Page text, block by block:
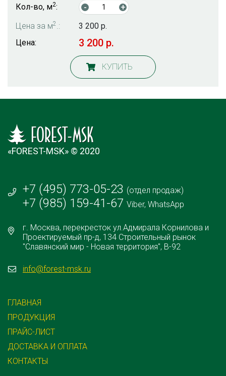
Кол-во, м2: -
+
Цена за м2.:
3 200 р.
Цена:
3 200 р.
КУПИТЬ
«FOREST-MSK» © 2020
+7 (495) 773-05-23 (отдел продаж)
+7 (985) 159-41-67 Viber, WhatsApp
г. Москва, перекресток ул.Адмирала Корнилова и
Проектируемый пр-д, 134 Строительный рынок
"Славянский мир - Новая территория", В-92
info@forest-msk.ru
ГЛАВНАЯ
ПРОДУКЦИЯ
ПРАЙС-ЛИСТ
ДОСТАВКА И ОПЛАТА
КОНТАКТЫ